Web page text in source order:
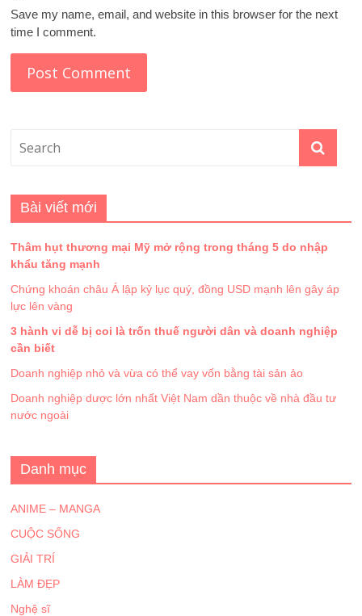
Save my name, email, and website in this browser for the next
time I comment.
Bài viết mới
Thâm hụt thương mại Mỹ mở rộng trong tháng 5 do nhập
khẩu tăng mạnh
Chứng khoán châu Á lập kỷ lục quý, đồng USD mạnh lên gây áp
lực lên vàng
3 hành vi dễ bị coi là trốn thuế người dân và doanh nghiệp
cần biết
Doanh nghiệp nhỏ và vừa có thể vay vốn bằng tài sản ảo
Doanh nghiệp dược lớn nhất Việt Nam dần thuộc về nhà đầu tư
nước ngoài
Danh mục
ANIME – MANGA
CUỘC SỐNG
GIẢI TRÍ
LÀM ĐẸP
Nghệ sĩ